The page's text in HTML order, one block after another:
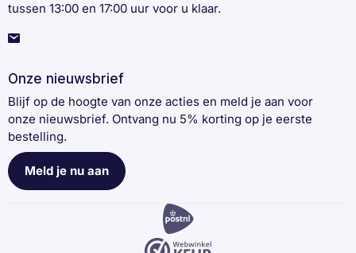
tussen 13:00 en 17:00 uur voor u klaar.
Onze nieuwsbrief
Blijf op de hoogte van onze acties en meld je aan voor
onze nieuwsbrief. Ontvang nu 5% korting op je eerste
bestelling.
Meld je nu aan